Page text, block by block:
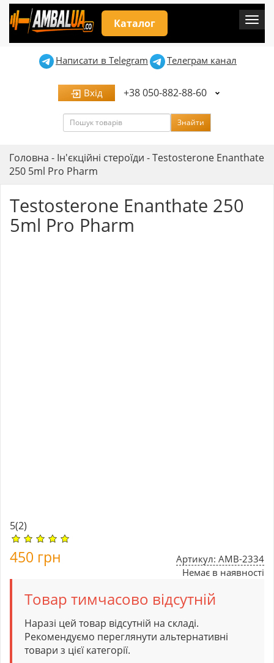
Каталог
Написати в Telegram Телеграм канал
Вхід +38 050-882-88-60
Пошук Знайти
Головна - Ін'єкційні стероїди -Testosterone Enanthate
250 5ml Pro Pharm
Testosterone Enanthate 250
5ml Pro Pharm
5(2)
Артикул: AMB-2334
Немає в наявності
450 грн
Товар тимчасово відсутній
Наразі цей товар відсутній на складі.
Рекомендуємо переглянути альтернативні
товари з цієї категорії.